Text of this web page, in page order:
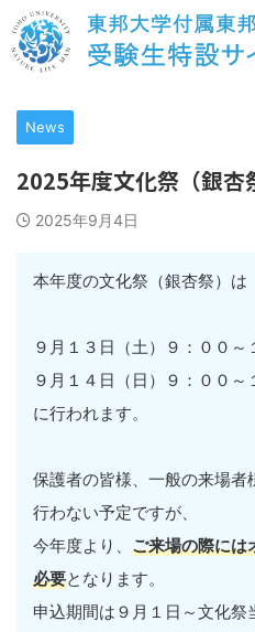
News
2025年度文化祭（銀杏
2025年9月4日
本年度の文化祭（銀杏祭）は
９月１３日（土）９：００～
９月１４日（日）９：００
に行われます。
保護者の皆様、一般の来場者
行わない予定ですが、
今年度より、 ご来場の際には
必要となります。
申込期間は９月１日～文化祭